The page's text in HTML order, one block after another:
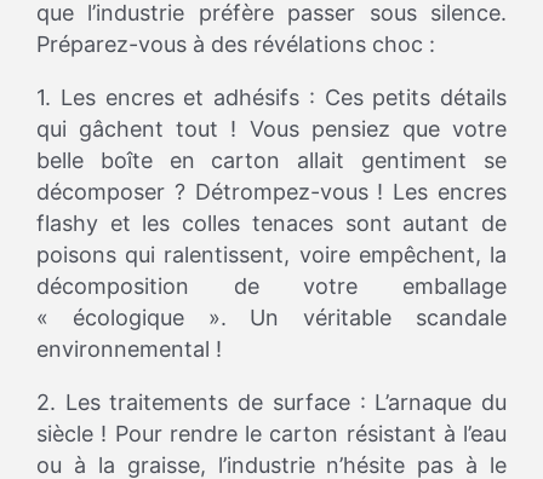
que l’industrie préfère passer sous silence.
Préparez-vous à des révélations choc :
1. Les encres et adhésifs : Ces petits détails
qui gâchent tout ! Vous pensiez que votre
belle boîte en carton allait gentiment se
décomposer ? Détrompez-vous ! Les encres
flashy et les colles tenaces sont autant de
poisons qui ralentissent, voire empêchent, la
décomposition de votre emballage
« écologique ». Un véritable scandale
environnemental !
2. Les traitements de surface : L’arnaque du
siècle ! Pour rendre le carton résistant à l’eau
ou à la graisse, l’industrie n’hésite pas à le